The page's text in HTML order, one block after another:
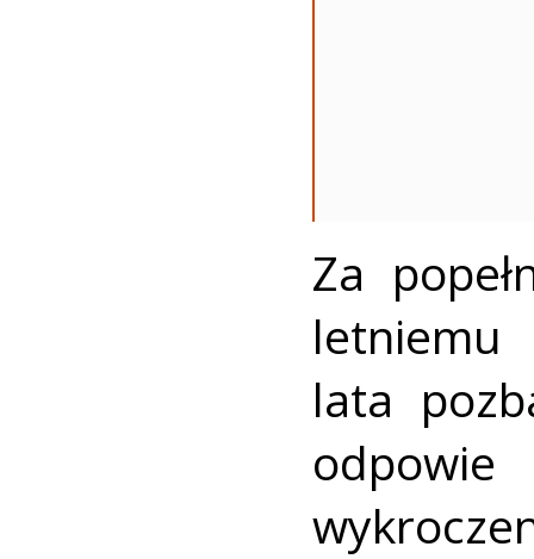
Za
letniemu
lata